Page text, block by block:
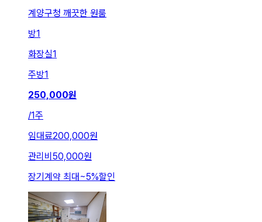
계양구청 깨끗한 원룸
방1
화장실1
주방1
250,000원
/1주
임대료200,000원
관리비 50,000원
장기계약 최대~5%할인